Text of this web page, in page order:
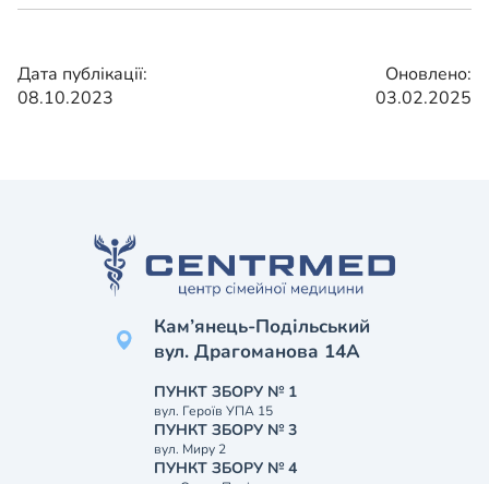
Дата публікації:
08.10.2023
Оновлено:
03.02.2025
Кам’янець-Подільський
вул. Драгоманова 14А
ПУНКТ ЗБОРУ № 1
вул. Героїв УПА 15
ПУНКТ ЗБОРУ № 3
вул. Миру 2
ПУНКТ ЗБОРУ № 4